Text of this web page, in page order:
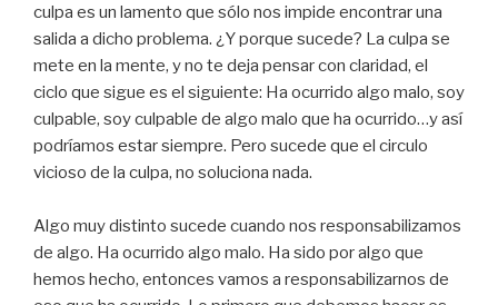
culpa es un lamento que sólo nos impide encontrar una
salida a dicho problema. ¿Y porque sucede? La culpa se
mete en la mente, y no te deja pensar con claridad, el
ciclo que sigue es el siguiente: Ha ocurrido algo malo, soy
culpable, soy culpable de algo malo que ha ocurrido…y así
podríamos estar siempre. Pero sucede que el circulo
vicioso de la culpa, no soluciona nada.
Algo muy distinto sucede cuando nos responsabilizamos
de algo. Ha ocurrido algo malo. Ha sido por algo que
hemos hecho, entonces vamos a responsabilizarnos de